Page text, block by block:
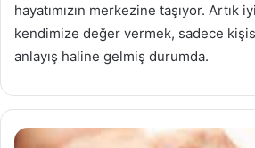
hayatımızın merkezine taşıyor. Artık
kendimize değer vermek, sadece
anlayış haline gelmiş durumda.